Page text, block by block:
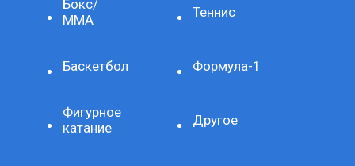
Бокс/
ММА
Теннис
Баскетбол Формула-1
Фигурное
катание
Другое